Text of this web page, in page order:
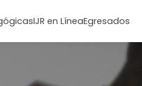
IJR en LíneaEgresados